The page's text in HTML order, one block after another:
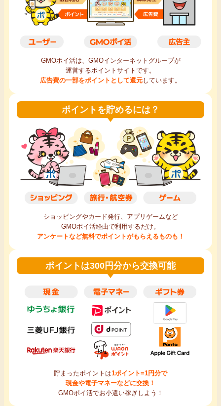
毎日ゲット
特集一覧
GMOポイ活の使い方
GMOポイ活は、GMOインターネットグループが
運営するポイントサイトです。
広告費の一部をポイントとして還元しています。
ポイントを貯めるには？
ショッピングやカード発行、アプリゲームなど
GMOポイ活経由で利用するだけ。
アンケートなど無料でポイントがもらえるものも！
ポイントは300円分から交換可能
貯まったポイントは1ポイント=1円分で
現金や電子マネーなどに交換！
GMOポイ活でお小遣い稼ぎしよう！